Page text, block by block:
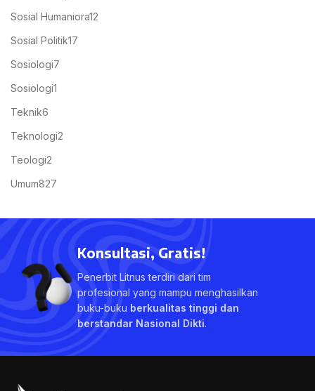
Sosial Humaniora12
Sosial Politik17
Sosiologi7
Sosiologi1
Teknik6
Teknologi2
Teologi2
Umum827
Konsultasi, Gratis!
Penerbit Litnus terdiri dari tim
profesional yang mampu menghasilkan
buku-buku berkualitas tinggi dan
berstandar Nasional Dikti.